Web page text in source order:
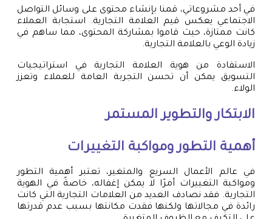
في أحد مشروعاتي، قمنا بإنشاء محتوى على وسائل التواصل
الاجتماعي يعكس قيم العلامة التجارية. استجابة العملاء
كانت ممتازة، حيث قاموا بمشاركة المحتوى، مما ساهم في
زيادة الوعي بالعلامة التجارية.
الاستفادة من هوية العلامة التجارية في استراتيجيات
التسويق يمكن أن تحسن التجربة العامة للعملاء وتعزز
الولاء.
الابتكار والتطوير المستمر
أهمية التطور ومواكبة التغييرات
في عالم الأعمال السريع والمتغير، تعتبر أهمية التطور
ومواكبة التغييرات أمرًا لا يمكن إغفاله، خاصةً في الهوية
التجارية. فقد نصادف العديد من العلامات التجارية التي كانت
رائدة في مجالاتها ولكنها فقدت مكانتها بسبب عدم قدرتها